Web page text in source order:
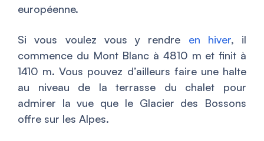
européenne.
Si vous voulez vous y rendre en hiver, il
commence du Mont Blanc à 4810 m et finit à
1410 m. Vous pouvez d’ailleurs faire une halte
au niveau de la terrasse du chalet pour
admirer la vue que le Glacier des Bossons
offre sur les Alpes.